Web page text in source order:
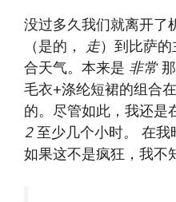
没过多久我们就离开了
（是的， 走）到比萨
合天气。本来是 非常
毛衣+涤纶短裙的组合
的。尽管如此，我还是
2至少几个小时。 在我
如果这不是疯狂，我不